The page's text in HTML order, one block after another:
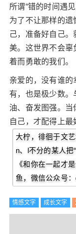
所谓“错的时间遇
为了不让那样的遗
己，准备好自己
美。这世界不会辜
着而勇敢的我们。
亲爱的，没有谁
有，也是极少数。
油、奋发图强。当
自己，才配得上最
大柠，徘徊于文
n、l不分的某人把
《和你在一起才
鱼，微信公众号
情感文字 成长文字